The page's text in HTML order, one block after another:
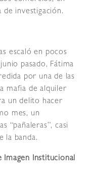
de investigación.
escaló en pocos
pasado, Fátima
por una de las
mafia de alquiler
un delito hacer
mes, un
“pañaleras”, casi
la banda.
Imagen Institucional